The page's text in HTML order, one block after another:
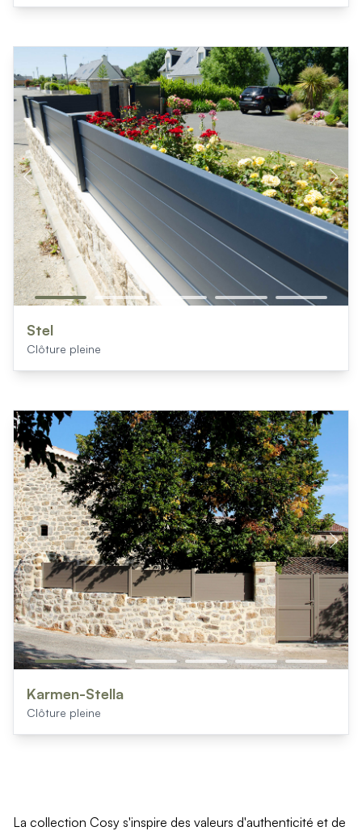
Stel
Clôture pleine
Karmen-Stella
Clôture pleine
La collection Cosy s'inspire des valeurs d'authenticité et de